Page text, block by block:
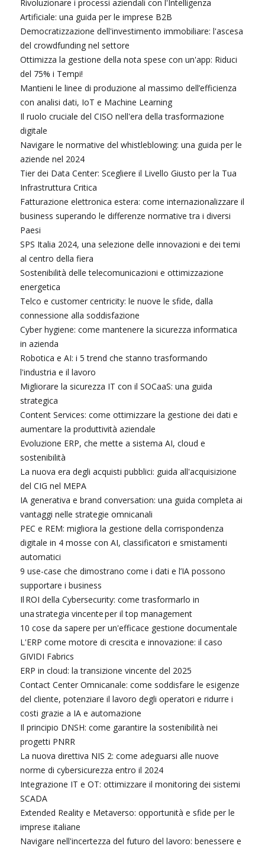
Rivoluzionare i processi aziendali con l'Intelligenza
Artificiale: una guida per le imprese B2B
Democratizzazione dell'investimento immobiliare: l'ascesa
del crowdfunding nel settore
Ottimizza la gestione della nota spese con un'app: Riduci
del 75% i Tempi!
Mantieni le linee di produzione al massimo dell’efficienza
con analisi dati, IoT e Machine Learning
Il ruolo cruciale del CISO nell'era della trasformazione
digitale
Navigare le normative del whistleblowing: una guida per le
aziende nel 2024
Tier dei Data Center: Scegliere il Livello Giusto per la Tua
Infrastruttura Critica
Fatturazione elettronica estera: come internazionalizzare il
business superando le differenze normative tra i diversi
Paesi
SPS Italia 2024, una selezione delle innovazioni e dei temi
al centro della fiera
Sostenibilità delle telecomunicazioni e ottimizzazione
energetica
Telco e customer centricity: le nuove le sfide, dalla
connessione alla soddisfazione
Cyber hygiene: come mantenere la sicurezza informatica
in azienda
Robotica e AI: i 5 trend che stanno trasformando
l'industria e il lavoro
Migliorare la sicurezza IT con il SOCaaS: una guida
strategica
Content Services: come ottimizzare la gestione dei dati e
aumentare la produttività aziendale
Evoluzione ERP, che mette a sistema AI, cloud e
sostenibilità
La nuova era degli acquisti pubblici: guida all'acquisizione
del CIG nel MEPA
IA generativa e brand conversation: una guida completa ai
vantaggi nelle strategie omnicanali
PEC e REM: migliora la gestione della corrispondenza
digitale in 4 mosse con AI, classificatori e smistamenti
automatici
9 use-case che dimostrano come i dati e l’IA possono
supportare i business
Il ROI della Cybersecurity: come trasformarlo in
una strategia vincente per il top management
10 cose da sapere per un'efficace gestione documentale
L'ERP come motore di crescita e innovazione: il caso
GIVIDI Fabrics
ERP in cloud: la transizione vincente del 2025
Contact Center Omnicanale: come soddisfare le esigenze
del cliente, potenziare il lavoro degli operatori e ridurre i
costi grazie a IA e automazione
Il principio DNSH: come garantire la sostenibilità nei
progetti PNRR
La nuova direttiva NIS 2: come adeguarsi alle nuove
norme di cybersicurezza entro il 2024
Integrazione IT e OT: ottimizzare il monitoring dei sistemi
SCADA
Extended Reality e Metaverso: opportunità e sfide per le
imprese italiane
Navigare nell'incertezza del futuro del lavoro: benessere e